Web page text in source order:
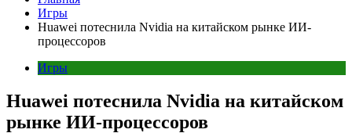
Игры
Huawei потеснила Nvidia на китайском рынке ИИ-
процессоров
Игры
Huawei потеснила Nvidia на китайском
рынке ИИ-процессоров